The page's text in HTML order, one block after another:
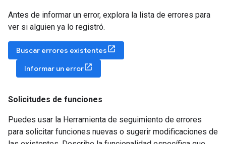
Antes de informar un error, explora la lista de errores para
ver si alguien ya lo registró.
Buscar errores existentes
Informar un error
Solicitudes de funciones
Puedes usar la Herramienta de seguimiento de errores
para solicitar funciones nuevas o sugerir modificaciones de